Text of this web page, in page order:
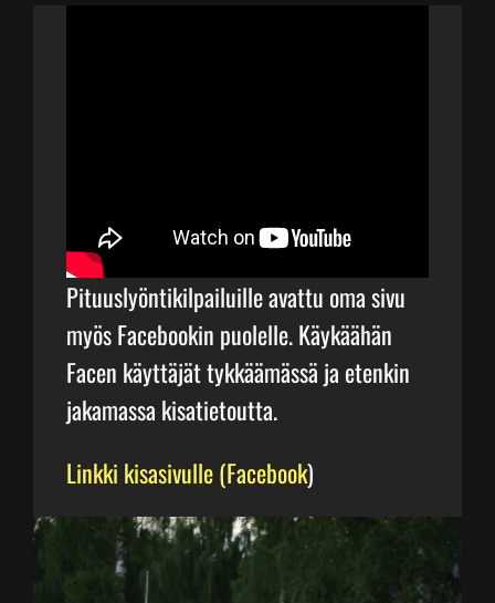
Info
Yhteystiedot
Pituuslyöntikilpailuille avattu oma sivu
myös Facebookin puolelle. Käykäähän
Facen käyttäjät tykkäämässä ja etenkin
jakamassa kisatietoutta.
Linkki kisasivulle (Facebook)